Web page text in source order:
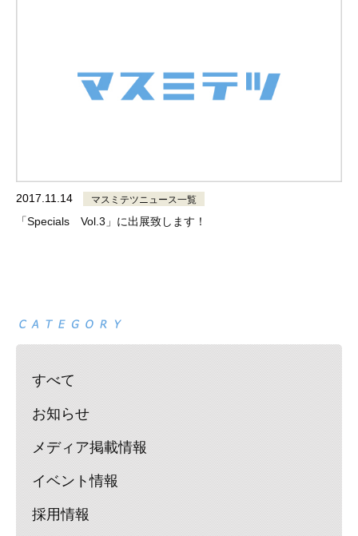
2017.11.14 マスミテツニュース一覧
「Specials Vol.3」に出展致します！
すべて
お知らせ
メディア掲載情報
イベント情報
採用情報